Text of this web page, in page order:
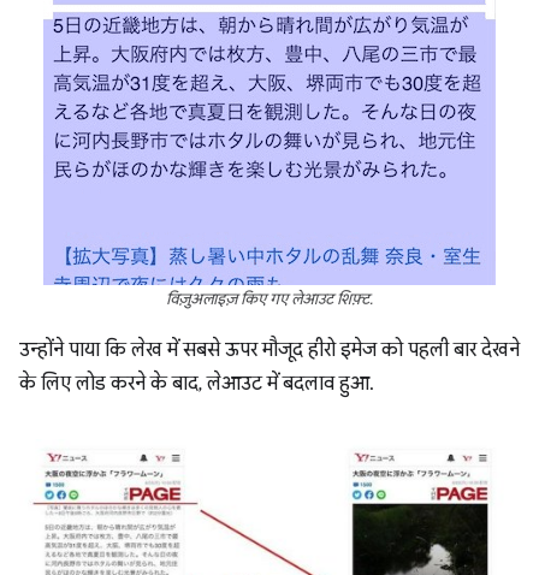
विज़ुअलाइज़ किए गए लेआउट शिफ़्ट.
उन्होंने पाया कि लेख में सबसे ऊपर मौजूद हीरो इमेज को पहली बार देखने
के लिए लोड करने के बाद, लेआउट में बदलाव हुआ.